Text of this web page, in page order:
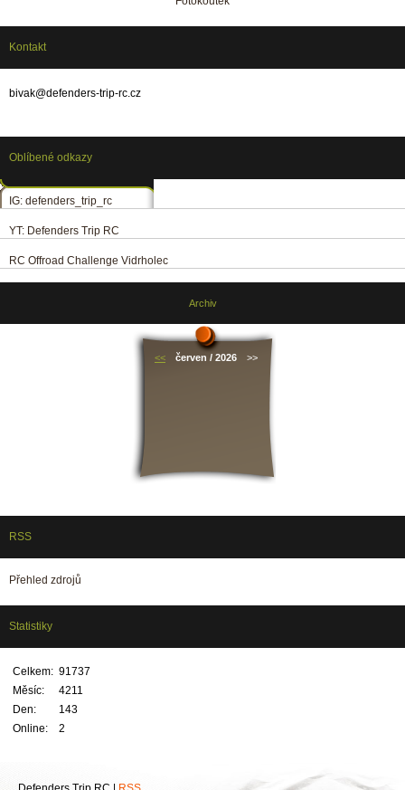
Kontakt
bivak@defenders-trip-rc.cz
Oblíbené odkazy
IG: defenders_trip_rc
YT: Defenders Trip RC
RC Offroad Challenge Vidrholec
Archiv
<< červen / 2026 >>
RSS
Přehled zdrojů
Statistiky
Online: 2
Celkem: 91737
Měsíc:
4211
Den:
143